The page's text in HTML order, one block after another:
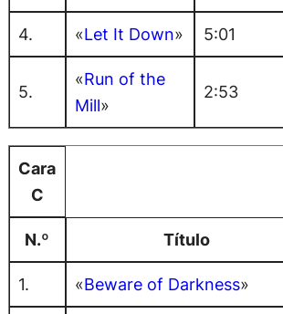
4. «Let It Down» 5:01
5.
«Run of the
Mill»
2:53
Cara
C
N.º Título
1. «Beware of Darkness»